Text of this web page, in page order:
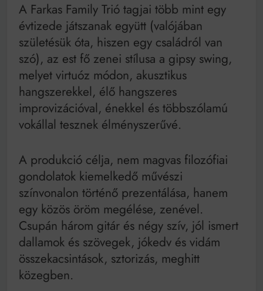
A Farkas Family Trió tagjai több mint egy
évtizede játszanak együtt (valójában
születésük óta, hiszen egy családról van
szó), az est fő zenei stílusa a gipsy swing,
melyet virtuóz módon, akusztikus
hangszerekkel, élő hangszeres
improvizációval, énekkel és többszólamú
vokállal tesznek élményszerűvé.
A produkció célja, nem magvas filozófiai
gondolatok kiemelkedő művészi
színvonalon történő prezentálása, hanem
egy közös öröm megélése, zenével.
Csupán három gitár és négy szív, jól ismert
dallamok és szövegek, jókedv és vidám
összekacsintások, sztorizás, meghitt
közegben.